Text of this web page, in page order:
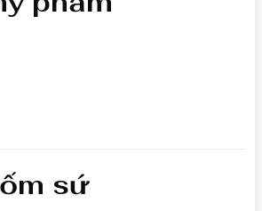
sứ